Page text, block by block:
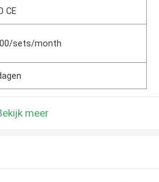
CE
sets/month
meer